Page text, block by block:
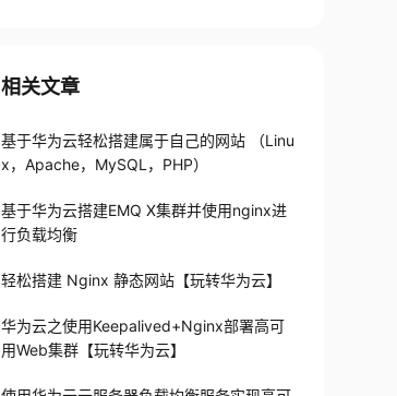
相关文章
基于华为云轻松搭建属于自己的网站 （Linu
x，Apache，MySQL，PHP）
基于华为云搭建EMQ X集群并使用nginx进
行负载均衡
轻松搭建 Nginx 静态网站【玩转华为云】
华为云之使用Keepalived+Nginx部署高可
用Web集群【玩转华为云】